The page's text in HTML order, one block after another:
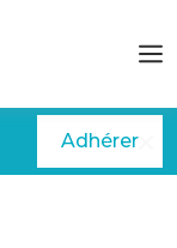
Adhérer